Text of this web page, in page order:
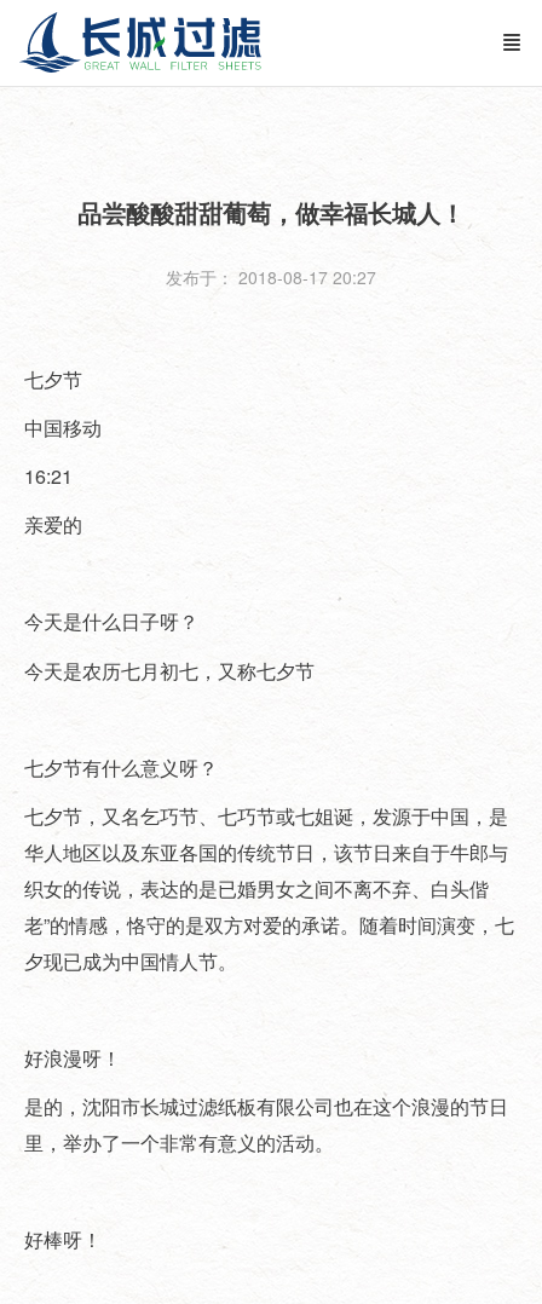
品尝酸酸甜甜葡萄，做幸福长城人！
发布于： 2018-08-17 20:27
七夕节
中国移动
16:21
亲爱的
今天是什么日子呀？
今天是农历七月初七，又称七夕节
七夕节有什么意义呀？
七夕节，又名乞巧节、七巧节或七姐诞，发源于中国，是
华人地区以及东亚各国的传统节日，该节日来自于牛郎与
织女的传说，表达的是已婚男女之间不离不弃、白头偕
老”的情感，恪守的是双方对爱的承诺。随着时间演变，七
夕现已成为中国情人节。
好浪漫呀！
是的，沈阳市长城过滤纸板有限公司也在这个浪漫的节日
里，举办了一个非常有意义的活动。
好棒呀！